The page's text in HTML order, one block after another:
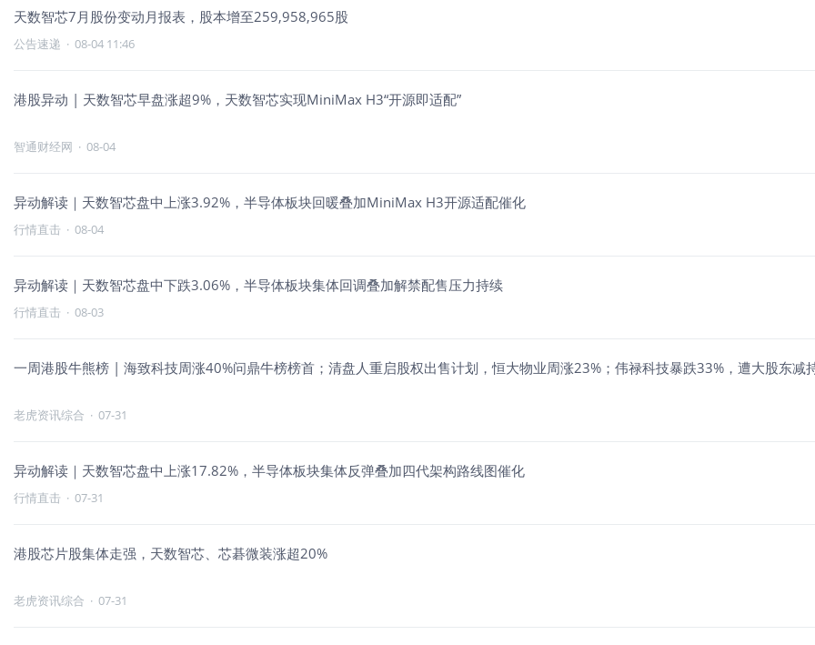
天数智芯7月股份变动月报表，股本增至259,958,965股
公告速递 · 08-04 11:46
港股异动 | 天数智芯早盘涨超9%，天数智芯实现MiniMax H3“开源即适配”
智通财经网 · 08-04
异动解读｜天数智芯盘中上涨3.92%，半导体板块回暖叠加MiniMax H3开源适配催化
行情直击 · 08-04
异动解读｜天数智芯盘中下跌3.06%，半导体板块集体回调叠加解禁配售压力持续
行情直击 · 08-03
一周港股牛熊榜 | 海致科技周涨40%问鼎牛榜榜首；清盘人重启股权出售计划，恒大物业周涨23%；伟禄科技暴跌33%，遭大股东减
老虎资讯综合 · 07-31
异动解读｜天数智芯盘中上涨17.82%，半导体板块集体反弹叠加四代架构路线图催化
行情直击 · 07-31
港股芯片股集体走强，天数智芯、芯碁微装涨超20%
老虎资讯综合 · 07-31